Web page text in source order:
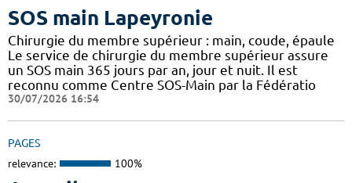
SOS main Lapeyronie
Chirurgie du membre supérieur : main, coude, épaule
Le service de chirurgie du membre supérieur assure
un SOS main 365 jours par an, jour et nuit. Il est
reconnu comme Centre SOS-Main par la Fédératio
30/07/2026 16:54
PAGES
relevance: 100%